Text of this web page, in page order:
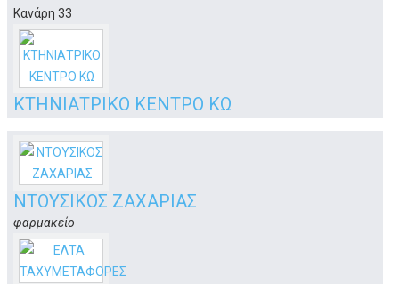
Κανάρη 33
ΚΤΗΝΙΑΤΡΙΚΟ ΚΕΝΤΡΟ ΚΩ
Γαλλίας 4
Κως
ΝΤΟΥΣΙΚΟΣ ΖΑΧΑΡΙΑΣ
φαρμακείο
Φιλίνου 12 (τέρμα Αβέρωφ)
Κως